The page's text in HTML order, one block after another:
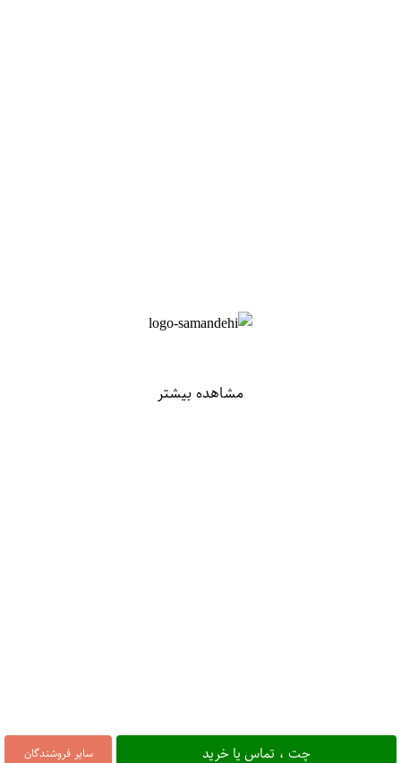
سایر فروشندگان چت ، تماس یا خرید
مشاهده بیشتر